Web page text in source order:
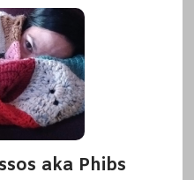
aka Phibs